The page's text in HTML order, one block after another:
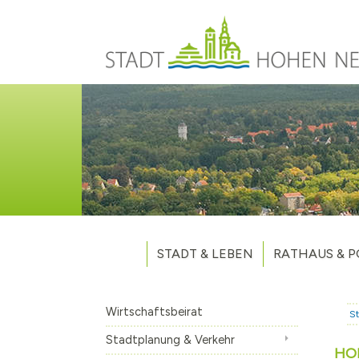
STADT & LEBEN
Unsere Stadt
Aktuelles
Weitere
RATHAUS &
Wirtschaftsbeirat
Stadtplanung & Verkehr